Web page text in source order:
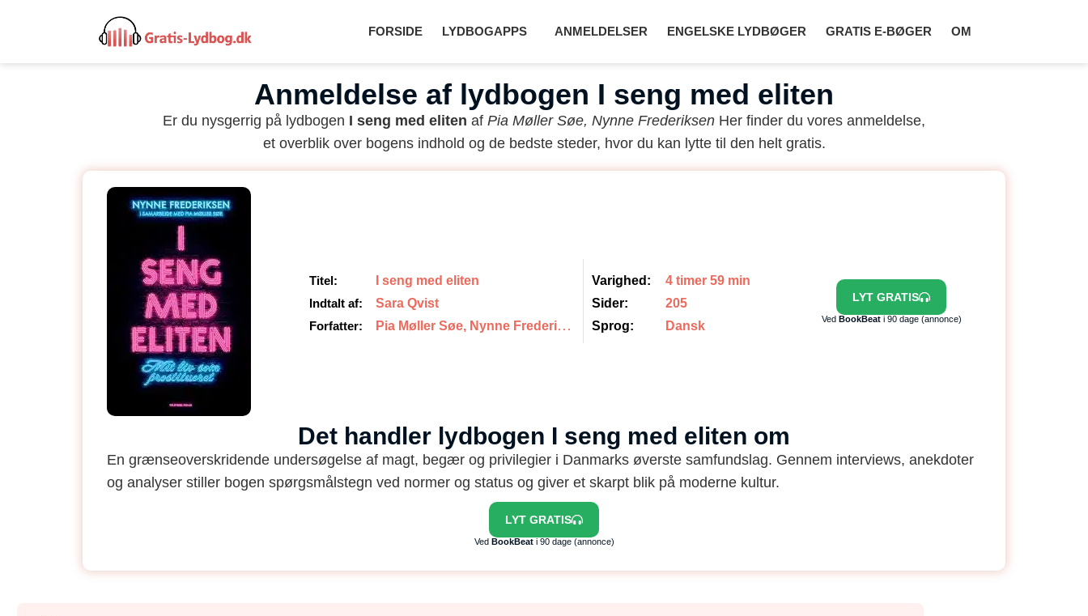
FORSIDE LYDBOGAPPS ANMELDELSER ENGELSKE LYDBØGER GRATIS E-BØGER OM
Anmeldelse af lydbogen I seng med eliten
Er du nysgerrig på lydbogen I seng med eliten af Pia Møller Søe, Nynne Frederiksen Her finder du vores anmeldelse,
et overblik over bogens indhold og de bedste steder, hvor du kan lytte til den helt gratis.
Titel:
I seng med eliten
Indtalt af:
Sara Qvist
Forfatter:
P
ia Møller Søe, Nynne Frederiksen
Varighed:
4 timer 59 min
Sider:
205
Sprog:
Dansk
LYT GRATIS
Ved BookBeati 90 dage (annonce)
Det handler lydbogen I seng med eliten om
En grænseoverskridende undersøgelse af magt, begær og privilegier i Danmarks øverste samfundslag. Gennem interviews, anekdoter
og analyser stiller bogen spørgsmålstegn ved normer og status og giver et skarpt blik på moderne kultur.
LYT GRATIS
Ved BookBeati 90 dage (annonce)